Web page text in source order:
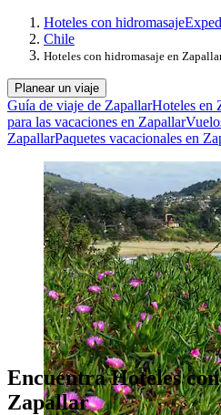
Hoteles con hidromasaje
Chile
Hoteles con hidromasaje en
Planear un viaje
Guía de viaje de ZapallarHoteles en
para las vacaciones en Zapallar
ZapallarPaquetes vacacionales en
Encuentra Hoteles
Zapallar